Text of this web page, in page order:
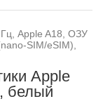
Apple A18, ОЗУ
SIM/eSIM),
Apple
белый